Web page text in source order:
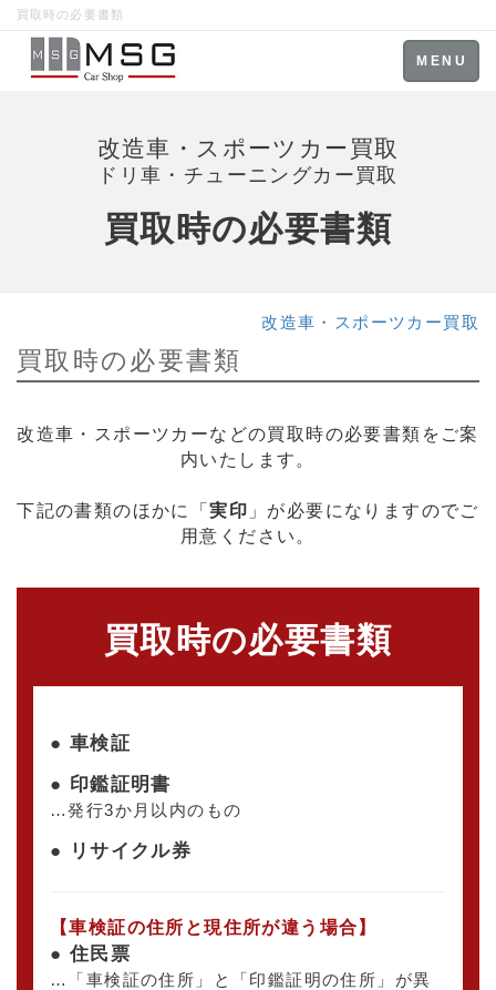
買取時の必要書類
Toggle
navigation
MENU
改造車・スポーツカー買取
ドリ車・チューニングカー買取
買取時の必要書類
改造車・スポーツカー買取
買取時の必要書類
改造車・スポーツカーなどの買取時の必要書類をご案
内いたします。
下記の書類のほかに「実印 」が必要になりますのでご
用意ください。
買取時の必要書類
● 車検証
● 印鑑証明書
…発行3か月以内のもの
● リサイクル券
【車検証の住所と現住所が違う場合】
● 住民票
…「車検証の住所」と「印鑑証明の住所」が異